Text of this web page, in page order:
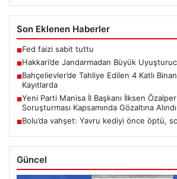
Son Eklenen Haberler
■Fed faizi sabit tuttu
■Hakkari’de Jandarmadan Büyük
■Bahçelievler’de Tahliye Edilen 4 Katlı
Kayıtlarda
■Yeni Parti Manisa İl Başkanı İlksen
Soruşturması Kapsamında Gözaltına Alındı
■Bolu’da vahşet: Yavru kediyi önce öptü,
Güncel